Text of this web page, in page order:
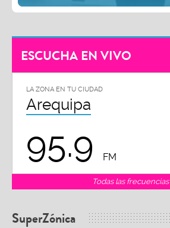
ESCUCHA EN VIVO
LA ZONA EN TU CIUDAD
Arequipa
95.9 FM
Todas las frecuencias
SuperZónica